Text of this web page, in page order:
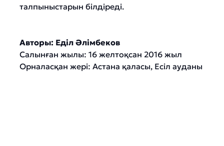
талпыныстарын білдіреді.
Авторы: Еділ Әлімбеков
Салынған жылы: 16 желтоқсан 2016 жыл
Орналасқан жері: Астана қаласы, Есіл ауданы